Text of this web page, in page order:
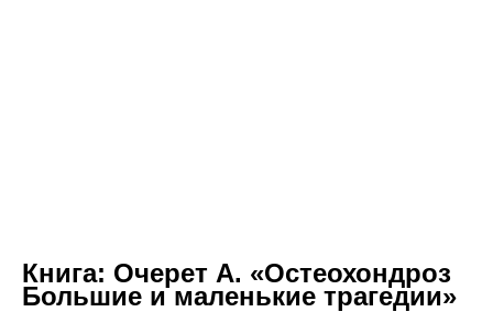
Книга: Очерет А. «Остеохондроз
Большие и маленькие трагедии»